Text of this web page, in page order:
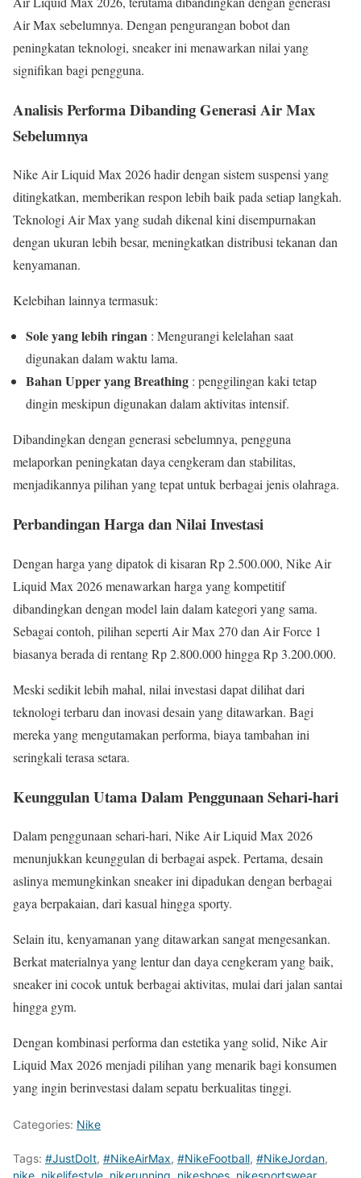
Air Max sebelumnya. Dengan pengurangan bobot dan
peningkatan teknologi, sneaker ini menawarkan nilai yang
signifikan bagi pengguna.
Analisis Performa Dibanding Generasi Air Max
Sebelumnya
Nike Air Liquid Max 2026 hadir dengan sistem suspensi yang
ditingkatkan, memberikan respon lebih baik pada setiap langkah.
Teknologi Air Max yang sudah dikenal kini disempurnakan
dengan ukuran lebih besar, meningkatkan distribusi tekanan dan
kenyamanan.
Kelebihan lainnya termasuk:
Sole yang lebih ringan : Mengurangi kelelahan saat
digunakan dalam waktu lama.
Bahan Upper yang Breathing : penggilingan kaki tetap
dingin meskipun digunakan dalam aktivitas intensif.
Dibandingkan dengan generasi sebelumnya, pengguna
melaporkan peningkatan daya cengkeram dan stabilitas,
menjadikannya pilihan yang tepat untuk berbagai jenis olahraga.
Perbandingan Harga dan Nilai Investasi
Dengan harga yang dipatok di kisaran Rp 2.500.000, Nike Air
Liquid Max 2026 menawarkan harga yang kompetitif
dibandingkan dengan model lain dalam kategori yang sama.
Sebagai contoh, pilihan seperti Air Max 270 dan Air Force 1
biasanya berada di rentang Rp 2.800.000 hingga Rp 3.200.000.
Meski sedikit lebih mahal, nilai investasi dapat dilihat dari
teknologi terbaru dan inovasi desain yang ditawarkan. Bagi
mereka yang mengutamakan performa, biaya tambahan ini
seringkali terasa setara.
Keunggulan Utama Dalam Penggunaan Sehari-hari
Dalam penggunaan sehari-hari, Nike Air Liquid Max 2026
menunjukkan keunggulan di berbagai aspek. Pertama, desain
aslinya memungkinkan sneaker ini dipadukan dengan berbagai
gaya berpakaian, dari kasual hingga sporty.
Selain itu, kenyamanan yang ditawarkan sangat mengesankan.
Berkat materialnya yang lentur dan daya cengkeram yang baik,
sneaker ini cocok untuk berbagai aktivitas, mulai dari jalan santai
hingga gym.
Dengan kombinasi performa dan estetika yang solid, Nike Air
Liquid Max 2026 menjadi pilihan yang menarik bagi konsumen
yang ingin berinvestasi dalam sepatu berkualitas tinggi.
Categories: Nike
Tags: #JustDoIt, #NikeAirMax, #NikeFootball, #NikeJordan,